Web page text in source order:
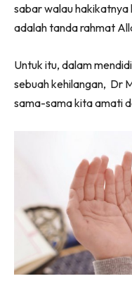
sabar walau hakikatnya
adalah tanda rahmat
Untuk itu, dalam
sebuah kehilangan, Dr
sama-sama kita amati